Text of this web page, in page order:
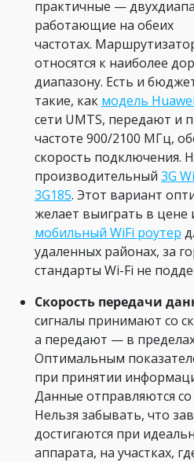
практичные —
работающие на обеих
частотах.
относятся к наиболее
диапазону. Есть и
такие, как модель
сети UMTS, передают и
частоте 900/2100 МГц,
скорость подключения.
производительный 3G
3G185. Этот вариант
желает выиграть в цене
мобильный WiFi роутер
удаленных районах, за
стандарты Wi-Fi не
Скорость передачи
сигналы принимают со
а передают — в
Оптимальным
при принятии
Данные отправляются
Нельзя забывать, что
достигаются при
аппарата, на участках,